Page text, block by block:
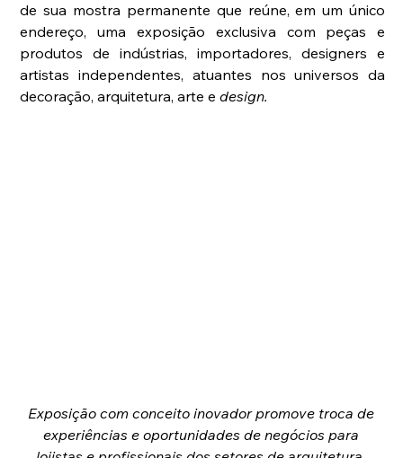
de sua mostra permanente que reúne, em um único
endereço, uma exposição exclusiva com peças e
produtos de indústrias, importadores, designers e
artistas independentes, atuantes nos universos da
decoração, arquitetura, arte e design.
Exposição com conceito inovador promove troca de
experiências e oportunidades de negócios para